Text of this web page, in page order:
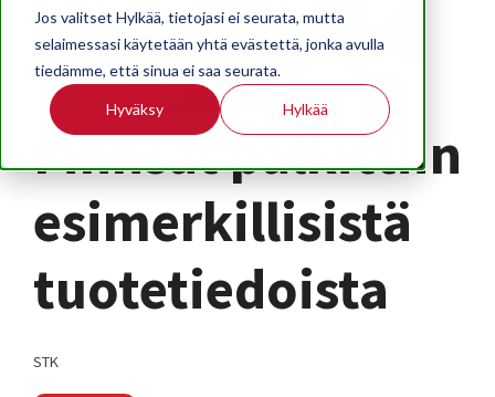
Jos valitset Hylkää, tietojasi ei seurata, mutta
selaimessasi käytetään yhtä evästettä, jonka avulla
tiedämme, että sinua ei saa seurata.
Hyväksy Hylkää
Finnsat palkittiin
esimerkillisistä
tuotetiedoista
STK